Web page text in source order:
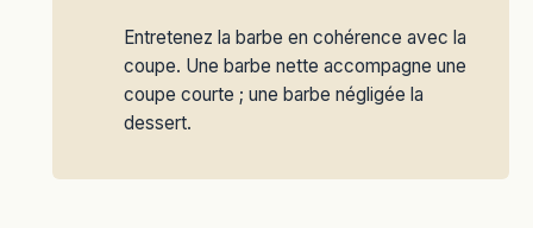
Entretenez la barbe en cohérence avec la
coupe. Une barbe nette accompagne une
coupe courte ; une barbe négligée la
dessert.